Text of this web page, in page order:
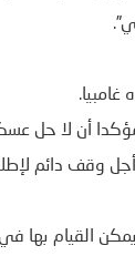
غامبيا.
أن لا حل
وقف دائم
القيام بها